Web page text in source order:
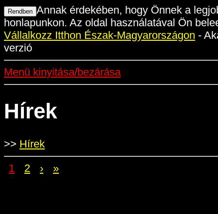
Annak érdekében, hogy Önnek a
honlapunkon. Az oldal használatával Ön
Vállalkozz Itthon Észak-Magyarországon -
verzió
Menü kinyitása/bezárása
Hírek
>> Hírek
1
2 › »